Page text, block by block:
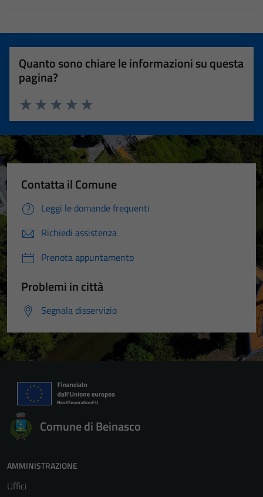
Quanto sono chiare le informazioni su questa
pagina?
Valuta 5 stelle su 5
Valuta 4 stelle su 5
Valuta 3 stelle su 5
Valuta 2 stelle su 5
Valuta 1 stelle su 5
Contatta il Comune
Leggi le domande frequenti
Richiedi assistenza
Prenota appuntamento
Problemi in città
Segnala disservizio
Comune di Beinasco
AMMINISTRAZIONE
Uffici